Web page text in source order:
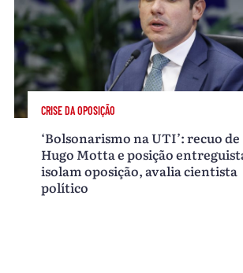
CRISE DA OPOSIÇÃO
‘Bolsonarismo na UTI’: recuo de
Hugo Motta e posição
isolam oposição, avalia cientista
político